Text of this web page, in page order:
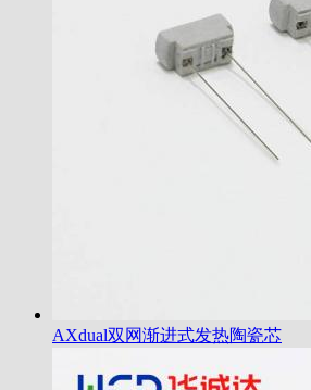
AXdual双网渐进式发热陶瓷芯